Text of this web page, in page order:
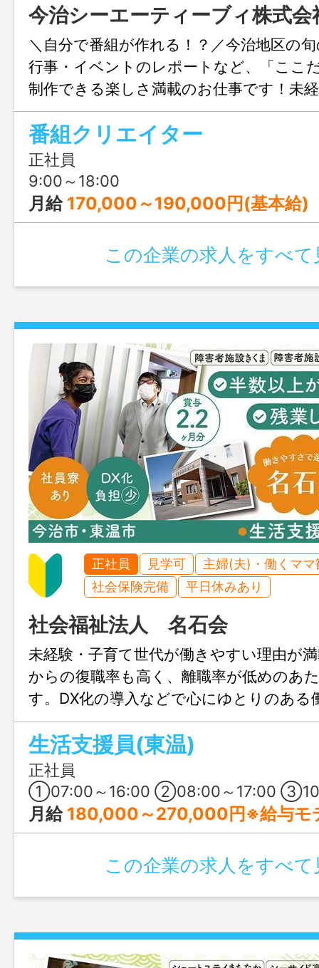
今治シーエーティーブィ株式会
＼自分で番組が作れる！？／今治地区の
行事・イベントのレポートなど、「ここ
制作できる楽しさ満載のお仕事です！未
りなので、好奇心だけでの応募もOK◎
スタートできるので、新しい世界を広げ
めです。
番組クリエイター
正社員
9:00～18:00
月給 170,000～190,000円(基本給)
この企業の求人をすべて
正社員 見学可
主婦(夫)・働くママ
社会保険完備
平日休みあり
社会福祉法人 名石会
未経験・子育て世代が働きやすい理由が
からの復職率も高く、離職率が低めのあ
す。DX化の導入などで心にゆとりのある
いるのもポイント◎ 無理のない将来設計
おすすめです♪
生活支援員(東温)
正社員
①07:00～16:00 ②08:00～17:00 ③10:00～19:00 ④16:00～翌10:00（夜勤） ※変形労働時
月給 180,000～270,000円※給与モ
この企業の求人をすべて